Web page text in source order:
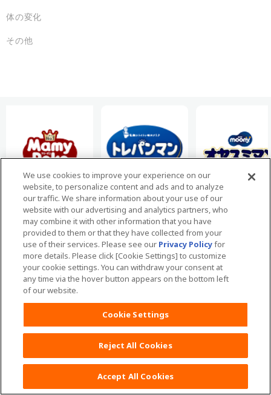
体の変化
その他
最新情報を配信中
moony公式SNS
おむつのムーニー TOP
「つわり、なんとかしてぇ～！」その１
We use cookies to improve your experience on our
website, to personalize content and ads and to analyze
our traffic. We share information about your use of our
website with our advertising and analytics partners, who
may combine it with other information that you have
provided to them or that they have collected from your
use of their services. Please see our Privacy Policyfor
more details. Please click [Cookie Settings] to customize
your cookie settings. You can withdraw your consent at
any time via the hover button appears on the bottom left
of our website.
Cookie Settings
Reject All Cookies
Accept All Cookies